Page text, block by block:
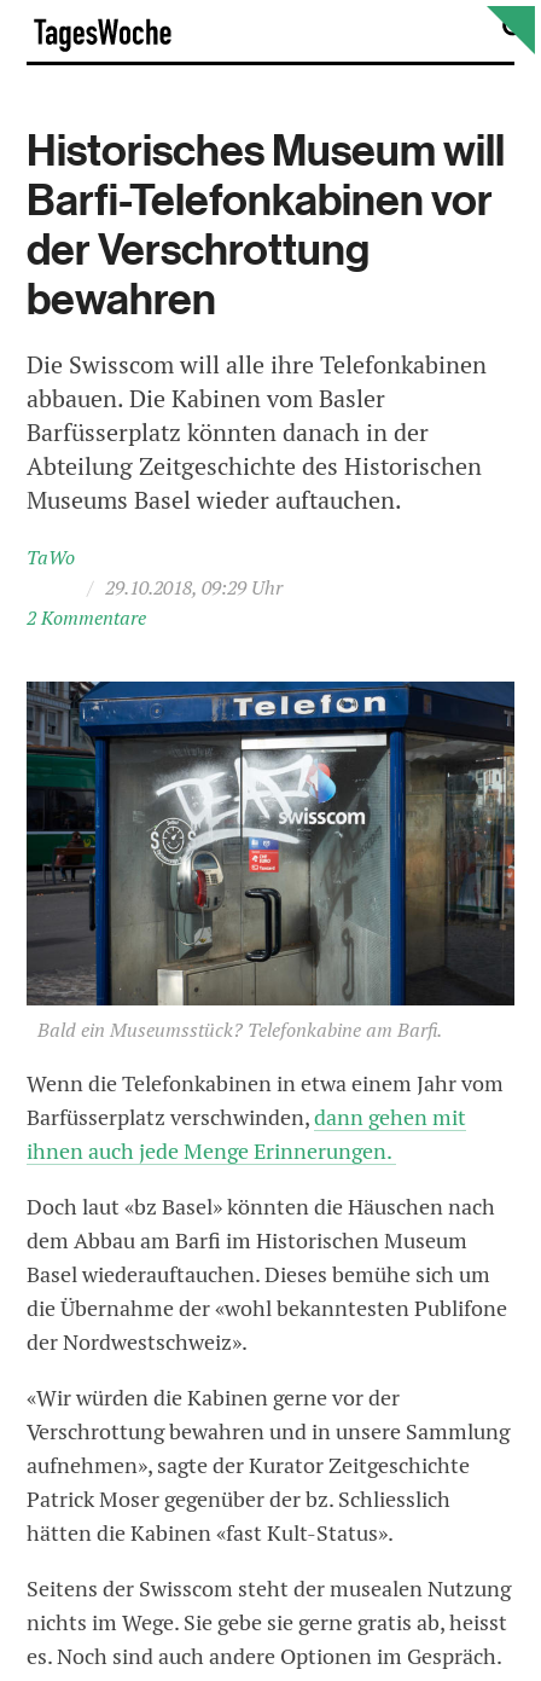
Skip
content
Historisches Museum will
Barfi-Telefonkabinen vor
der Verschrottung
bewahren
Die Swisscom will alle ihre Telefonkabinen
abbauen. Die Kabinen vom Basler
Barfüsserplatz könnten danach in der
Abteilung Zeitgeschichte des Historischen
Museums Basel wieder auftauchen.
TaWo
/ 29.10.2018, 09:29 Uhr
2 Kommentare
Bald ein Museumsstück? Telefonkabine am Barfi.
Wenn die Telefonkabinen in etwa einem Jahr vom
Barfüsserplatz verschwinden,dann gehen mit
ihnen auch jede Menge Erinnerungen.
Doch laut «bz Basel» könnten die Häuschen nach
dem Abbau am Barfi im Historischen Museum
Basel wiederauftauchen. Dieses bemühe sich um
die Übernahme der «wohl bekanntesten Publifone
der Nordwestschweiz».
«Wir würden die Kabinen gerne vor der
Verschrottung bewahren und in unsere Sammlung
aufnehmen», sagte der Kurator Zeitgeschichte
Patrick Moser gegenüber der bz. Schliesslich
hätten die Kabinen «fast Kult-Status».
Seitens der Swisscom steht der musealen Nutzung
nichts im Wege. Sie gebe sie gerne gratis ab, heisst
es. Noch sind auch andere Optionen im Gespräch.